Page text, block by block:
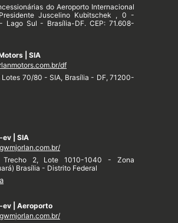
do Aeroporto Internacional
Juscelino Kubitschek , 0 -
Lago Sul - Brasília-DF. CEP: 71.608-
| SIA
df
Lotes 70/80 - SIA, Brasília - DF, 71200-
ev | SIA
Trecho 2, Lote 1010-1040 - Zona
Brasília - Distrito Federal
ev | Aeroporto